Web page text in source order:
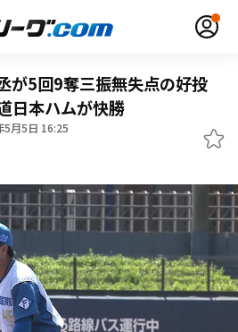
が5回9奪三振無失点の好投
日本ハムが快勝
5月5日 16:25